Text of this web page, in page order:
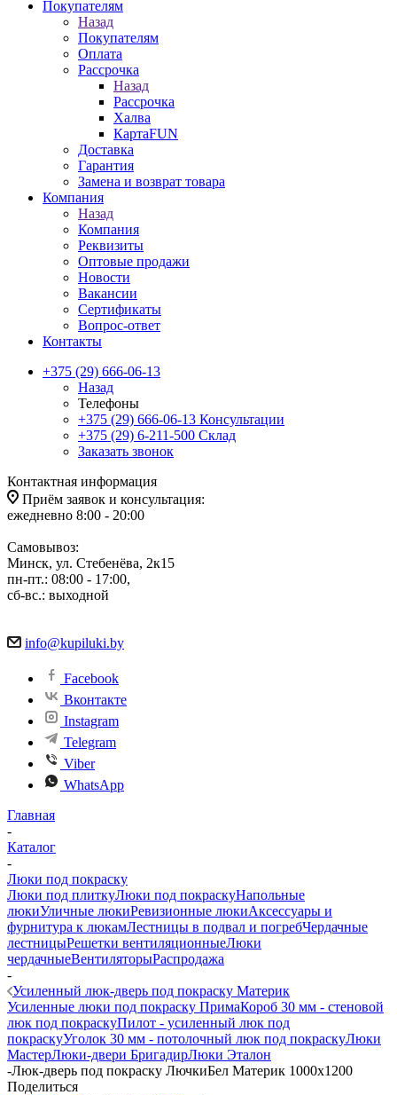
Покупателям
Назад
Покупателям
Оплата
Рассрочка
Назад
Рассрочка
Халва
КартаFUN
Доставка
Гарантия
Замена и возврат товара
Компания
Назад
Компания
Реквизиты
Оптовые продажи
Новости
Вакансии
Сертификаты
Вопрос-ответ
Контакты
+375 (29) 666-06-13
Назад
Телефоны
+375 (29) 666-06-13 Консультации
+375 (29) 6-211-500 Склад
Заказать звонок
Контактная информация
Приём заявок и консультация:
ежедневно 8:00 - 20:00
Самовывоз:
Минск, ул. Стебенёва, 2к15
пн-пт.: 08:00 - 17:00,
сб-вс.: выходной
info@kupiluki.by
Facebook
Вконтакте
Instagram
Telegram
Viber
WhatsApp
Главная
-
Каталог
-
Люки под покраску
Люки под плиткуЛюки под покраскуНапольные
люкиУличные люкиРевизионные люкиАксессуары и
фурнитура к люкамЛестницы в подвал и погребЧердачные
лестницыРешетки вентиляционныеЛюки
чердачныеВентиляторыРаспродажа
-
Усиленный люк-дверь под покраску Материк
Усиленные люки под покраску ПримаКороб 30 мм - стеновой
люк под покраскуПилот - усиленный люк под
покраскуУголок 30 мм - потолочный люк под покраскуЛюки
МастерЛюки-двери БригадирЛюки Эталон
-Люк-дверь под покраску ЛючкиБел Материк 1000х1200
Поделиться